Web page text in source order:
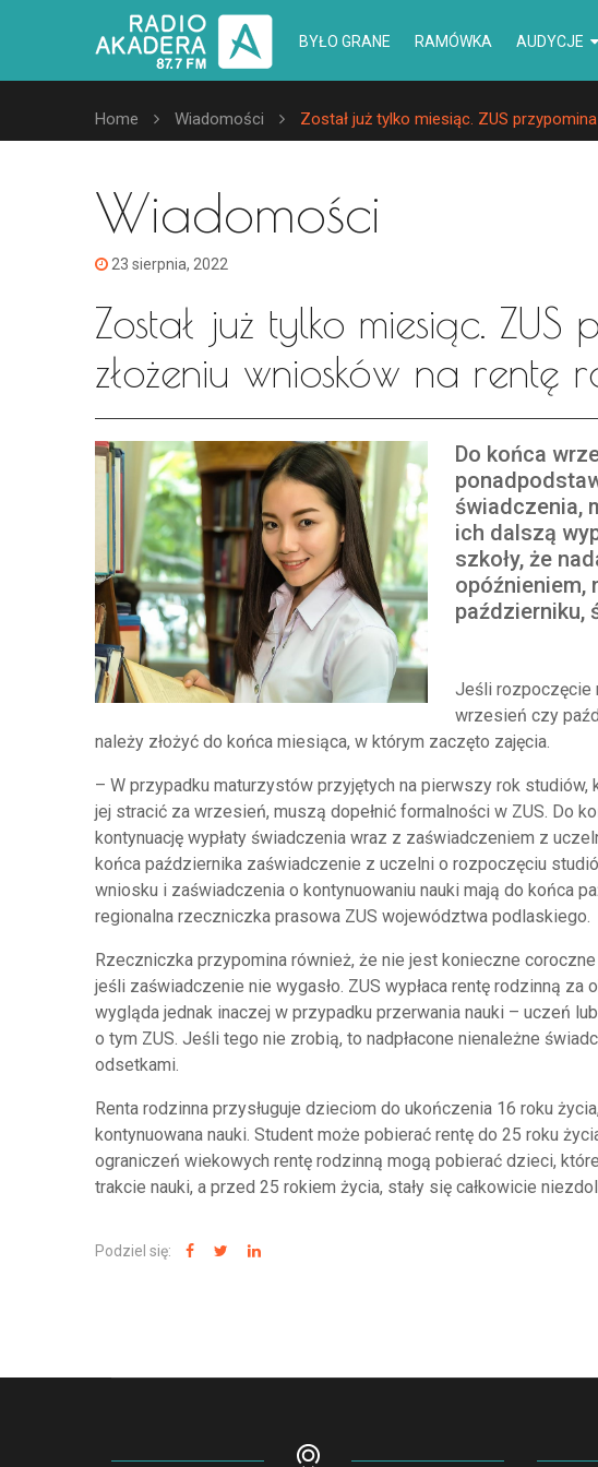
BYŁO GRANE RAMÓWKA AUDYCJE
Home Wiadomości Został już tylko miesiąc. ZUS
Wiadomości
23 sierpnia, 2022
Został już tylko miesiąc. ZUS
złożeniu wniosków na rentę
Do końca
świadczenia,
ich dalszą
szkoły, że
opóźnieniem,
październiku,
Jeśli rozpoczęcie
wrzesień czy
należy złożyć do końca miesiąca, w którym zaczęto zajęcia.
– W przypadku maturzystów przyjętych na pierwszy rok studiów,
jej stracić za wrzesień, muszą dopełnić formalności w ZUS. Do
kontynuację wypłaty świadczenia wraz z zaświadczeniem z
końca października zaświadczenie z uczelni o rozpoczęciu
wniosku i zaświadczenia o kontynuowaniu nauki mają do końca
regionalna rzeczniczka prasowa ZUS województwa podlaskiego.
Rzeczniczka przypomina również, że nie jest konieczne
jeśli zaświadczenie nie wygasło. ZUS wypłaca rentę rodzinną
wygląda jednak inaczej w przypadku przerwania nauki – uczeń
o tym ZUS. Jeśli tego nie zrobią, to nadpłacone nienależne
odsetkami.
Renta rodzinna przysługuje dzieciom do ukończenia 16 roku
kontynuowana nauki. Student może pobierać rentę do 25 roku
ograniczeń wiekowych rentę rodzinną mogą pobierać dzieci,
trakcie nauki, a przed 25 rokiem życia, stały się całkowicie
Podziel się: